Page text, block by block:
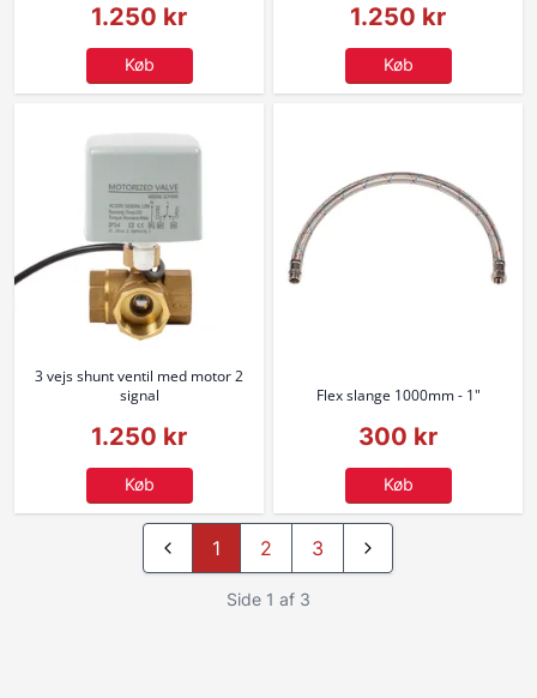
1.250 kr
Køb
1.250 kr
Køb
3 vejs shunt ventil med motor 2
signal
1.250 kr
Køb
Flex slange 1000mm - 1"
300 kr
Køb
Side 1 af 3
1 2 3